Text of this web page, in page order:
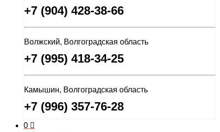
+7 (904) 428-38-66
Волжский, Волгоградская область
+7 (995) 418-34-25
Камышин, Волгоградская область
+7 (996) 357-76-28
0